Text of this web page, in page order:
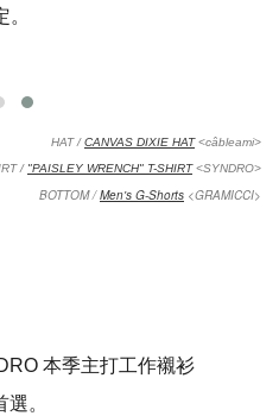
HAT /CANVAS DIXIE HAT<câbleami>
/ "PAISLEY WRENCH" T-SHIRT <SYNDRO>
BOTTOM /Men's G-Shorts <GRAMICCI>
本季主打工作襯衫
。